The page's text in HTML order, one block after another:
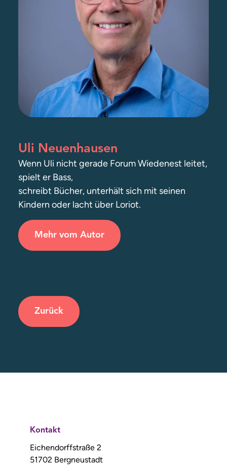
Uli Neuenhausen
Wenn Uli nicht gerade Forum Wiedenest leitet,
spielt er Bass,
schreibt Bücher, unterhält sich mit seinen
Kindern oder lacht über Loriot.
Mehr vom Autor
Zurück
Kontakt
Eichendorffstraße 2
51702 Bergneustadt